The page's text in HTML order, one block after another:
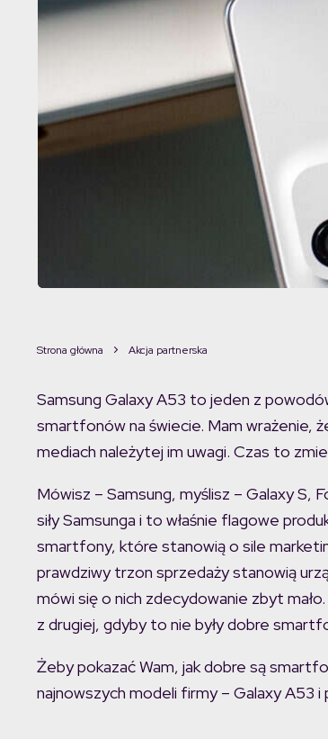
Strona główna Akcja partnerska
Samsung Galaxy A53 to jeden z
smartfonów na świecie. Mam wrażenie,
mediach należytej im uwagi. Czas to
Mówisz – Samsung, myślisz – Galaxy S,
siły Samsunga i to właśnie flagowe
smartfony, które stanowią o sile
prawdziwy trzon sprzedaży stanowią
mówi się o nich zdecydowanie zbyt
z drugiej, gdyby to nie były dobre
Żeby pokazać Wam, jak dobre są
najnowszych modeli firmy – Galaxy A53 i